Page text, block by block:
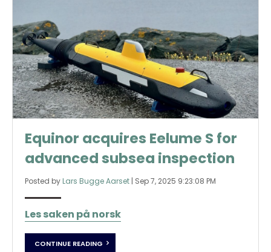
Equinor acquires Eelume S for
advanced subsea inspection
Posted by Lars Bugge Aarset | Sep 7, 2025 9:23:08 PM
Les saken på norsk
CONTINUE READING